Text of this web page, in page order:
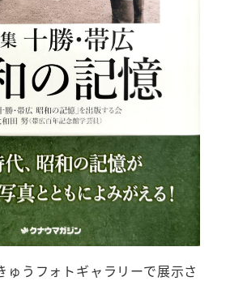
ゅうフォトギャラリーで展示さ